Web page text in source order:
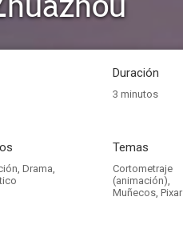
Duración
3 minutos
, Drama,
Temas
Cortometraje
(animación),
Muñecos, Pixar